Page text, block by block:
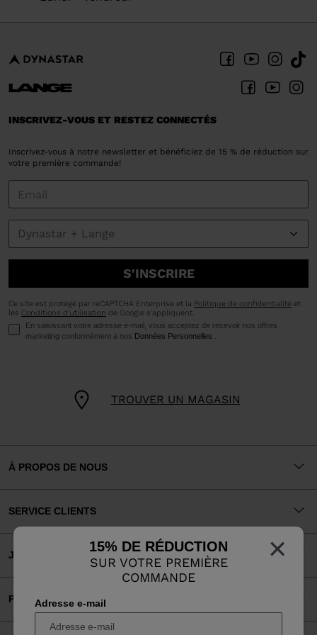
×
15% DE RÉDUCTION
SUR VOTRE PREMIÈRE
COMMANDE
Adresse e-mail
TROUVER UN MAGASIN
INSCRIVEZ-VOUS ET RESTEZ CONNECTÉS
Inscrivez-vous à notre newsletter et bénéficiez de 15 % de réduction sur
votre première commande!
S'INSCRIRE
Ce site est protégé par reCAPTCHA Enterprise et la Politique de confidentialité et
les Conditions d'utilisation de Google s'appliquent.
En saisissant votre adresse e-mail, vous acceptez de recevoir nos offres
marketing conformément à nos Données Personnelles .
À PROPOS DE NOUS
SERVICE CLIENTS
JURIDIQUE
PAIEMENTS ACCEPTÉS